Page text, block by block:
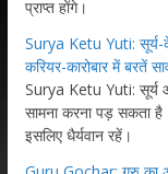
प्राप्त होंगे।
Surya Ketu Yuti: सूर्य-
करियर-कारोबार में बरतें
Surya Ketu Yuti: सूर्य
सामना करना पड़ सकता
इसलिए धैर्यवान रहें।